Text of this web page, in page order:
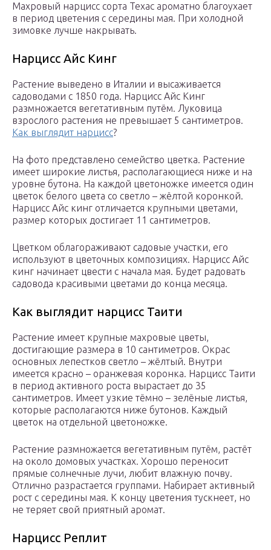
Махровый нарцисс сорта Техас ароматно благоухает
в период цветения с середины мая. При холодной
зимовке лучше накрывать.
Нарцисс Айс Кинг
Растение выведено в Италии и высаживается
садоводами с 1850 года. Нарцисс Айс Кинг
размножается вегетативным путём. Луковица
взрослого растения не превышает 5 сантиметров.
Как выглядит нарцисс?
На фото представлено семейство цветка. Растение
имеет широкие листья, располагающиеся ниже и на
уровне бутона. На каждой цветоножке имеется один
цветок белого цвета со светло – жёлтой коронкой.
Нарцисс Айс кинг отличается крупными цветами,
размер которых достигает 11 сантиметров.
Цветком облагораживают садовые участки, его
используют в цветочных композициях. Нарцисс Айс
кинг начинает цвести с начала мая. Будет радовать
садовода красивыми цветами до конца месяца.
Как выглядит нарцисс Таити
Растение имеет крупные махровые цветы,
достигающие размера в 10 сантиметров. Окрас
основных лепестков светло – жёлтый. Внутри
имеется красно – оранжевая коронка. Нарцисс Таити
в период активного роста вырастает до 35
сантиметров. Имеет узкие тёмно – зелёные листья,
которые располагаются ниже бутонов. Каждый
цветок на отдельной цветоножке.
Растение размножается вегетативным путём, растёт
на около домовых участках. Хорошо переносит
прямые солнечные лучи, любит влажную почву.
Отлично разрастается группами. Набирает активный
рост с середины мая. К концу цветения тускнеет, но
не теряет свой приятный аромат.
Нарцисс Реплит